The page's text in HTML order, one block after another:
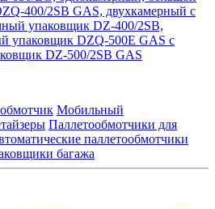
400/2SB GAS, двухкамерный с
упаковщик DZ-400/2SB,
упаковщик DZQ-500E GAS с
DZ-500/2SB GAS
Мобильный
Паллетообмотчики для
паллетообмотчики
багажа